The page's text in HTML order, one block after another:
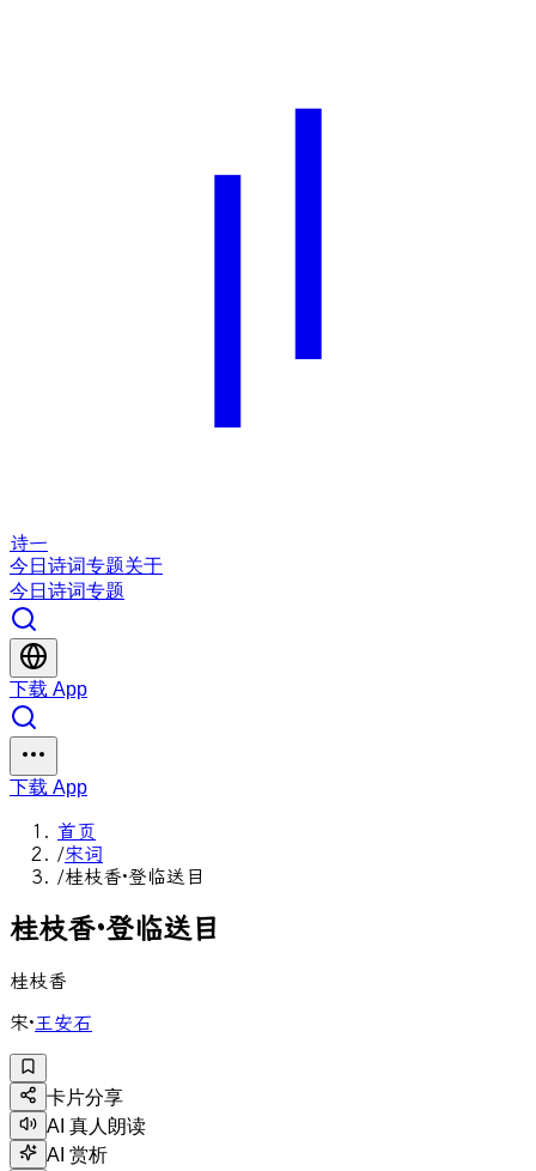
诗一
今日 诗词专题关于
今日 诗词专题
下载 App
下载 App
首页
/宋词
/桂枝香·登临送目
桂枝香·登临送目
桂枝香
宋·王安石
卡片分享
AI 真人朗读
AI 赏析